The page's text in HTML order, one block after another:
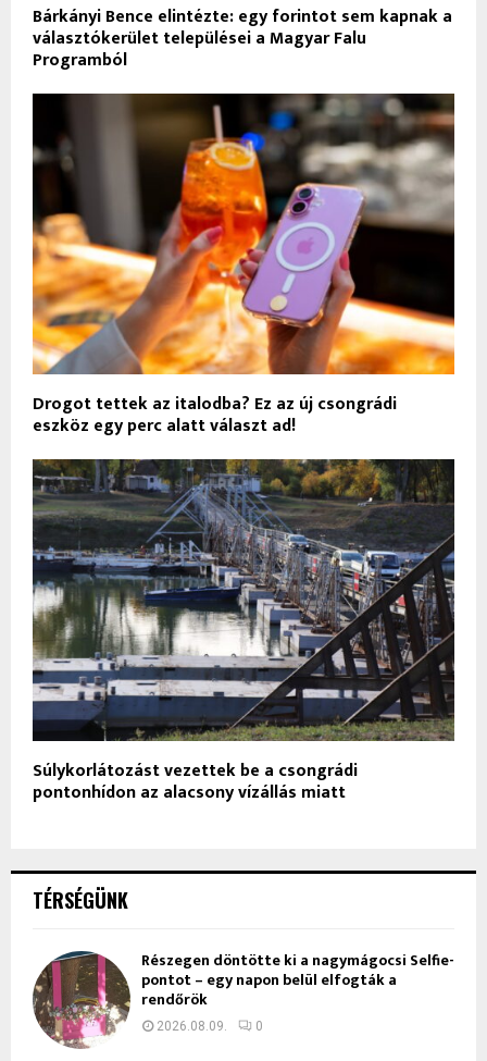
Bárkányi Bence elintézte: egy forintot sem kapnak a
választókerület települései a Magyar Falu
Programból
Drogot tettek az italodba? Ez az új csongrádi
eszköz egy perc alatt választ ad!
Súlykorlátozást vezettek be a csongrádi
pontonhídon az alacsony vízállás miatt
TÉRSÉGÜNK
Részegen döntötte ki a nagymágocsi Selfie-
pontot – egy napon belül elfogták a
rendőrök
2026.08.09. 0